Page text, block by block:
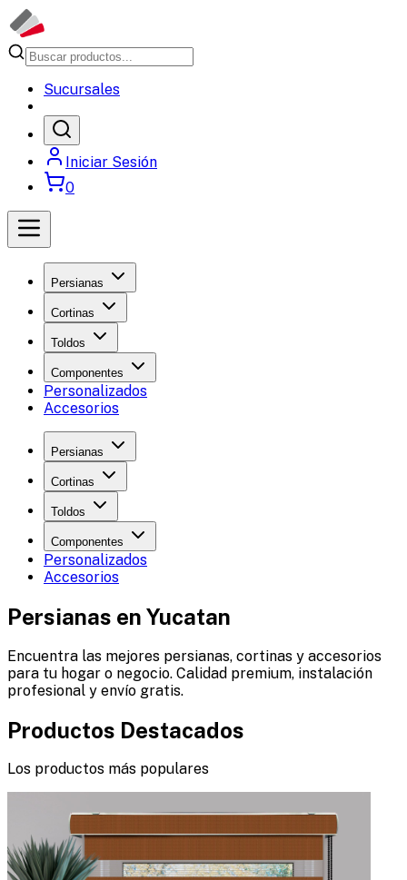
Sucursales
Iniciar Sesión
0
Persianas
Cortinas
Toldos
Componentes
Personalizados
Accesorios
Persianas
Cortinas
Toldos
Componentes
Personalizados
Accesorios
Persianas en Yucatan
Encuentra las mejores persianas, cortinas y accesorios
para tu hogar o negocio. Calidad premium, instalación
profesional y envío gratis.
Productos Destacados
Los productos más populares